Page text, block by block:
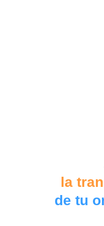
la
de tu